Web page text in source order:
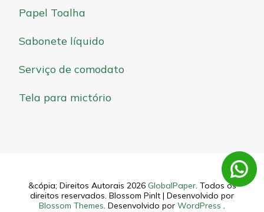
Papel Toalha
Sabonete líquido
Serviço de comodato
Tela para mictório
&cópia; Direitos Autorais 2026 GlobalPaper. Todos os
direitos reservados. Blossom PinIt | Desenvolvido por
Blossom Themes. Desenvolvido por WordPress .